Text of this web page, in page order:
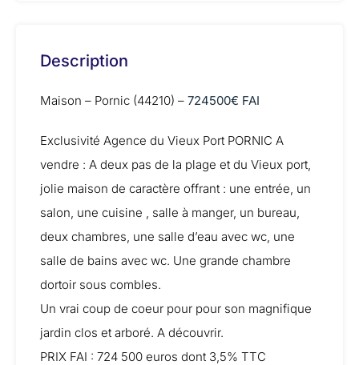
Description
Maison – Pornic (44210) – 724500€ FAI
Exclusivité Agence du Vieux Port PORNIC A
vendre : A deux pas de la plage et du Vieux port,
jolie maison de caractère offrant : une entrée, un
salon, une cuisine , salle à manger, un bureau,
deux chambres, une salle d’eau avec wc, une
salle de bains avec wc. Une grande chambre
dortoir sous combles.
Un vrai coup de coeur pour pour son magnifique
jardin clos et arboré. A découvrir.
PRIX FAI : 724 500 euros dont 3,5% TTC